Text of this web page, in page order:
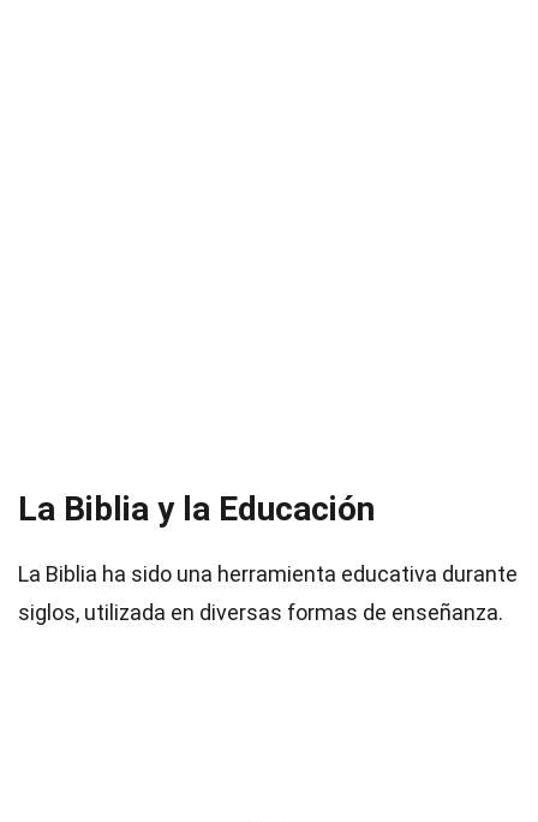
La Biblia y la Educación
La Biblia ha sido una herramienta educativa durante
siglos, utilizada en diversas formas de enseñanza.